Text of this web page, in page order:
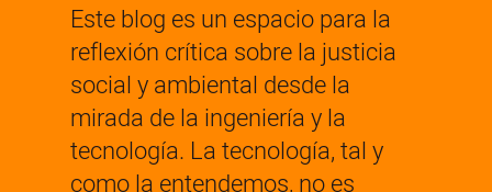
Este blog es un espacio para la
reflexión crítica sobre la justicia
social y ambiental desde la
mirada de la ingeniería y la
tecnología. La tecnología, tal y
como la entendemos, no es